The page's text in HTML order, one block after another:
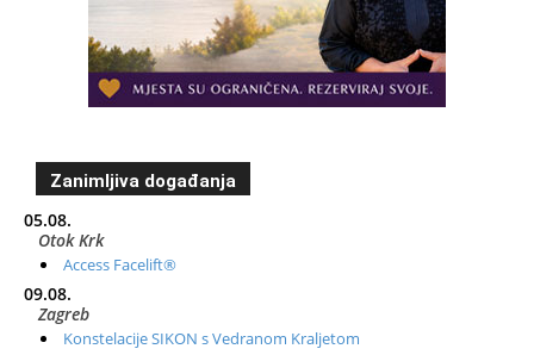
Zanimljiva događanja
05.08.
Otok Krk
Access Facelift®
09.08.
Zagreb
Konstelacije SIKON s Vedranom Kraljetom